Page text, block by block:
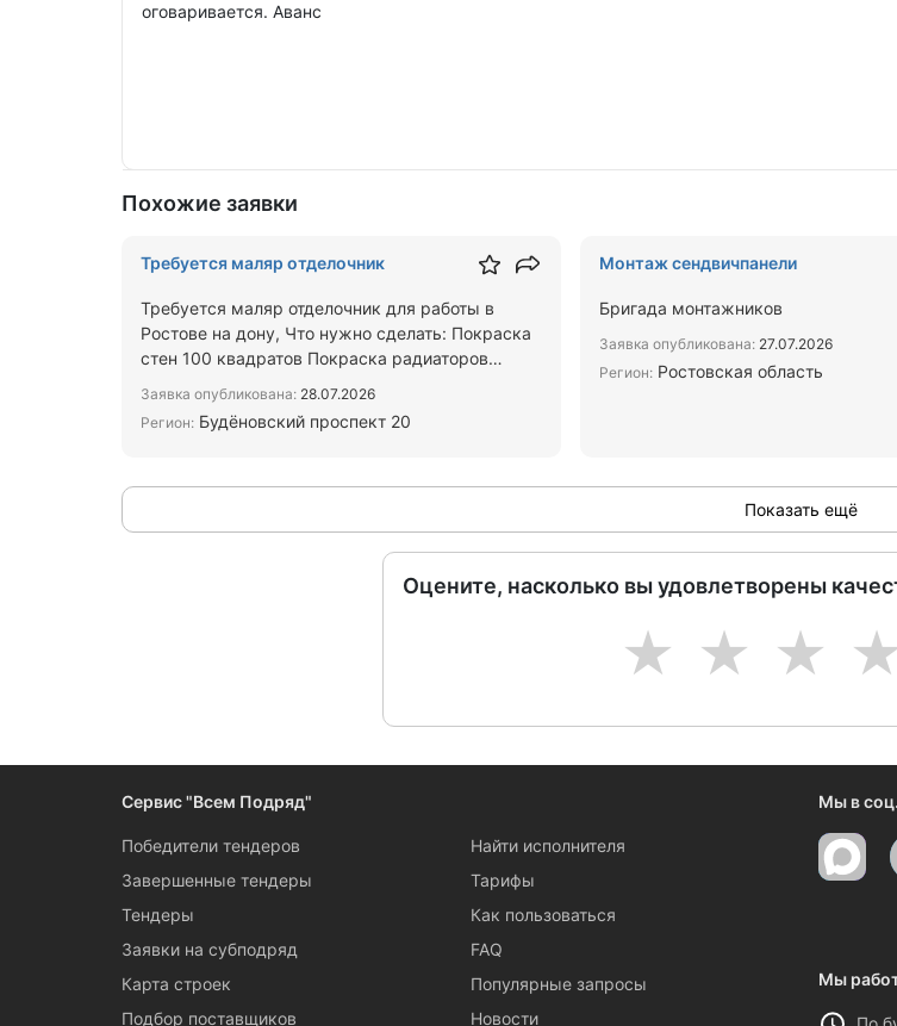
оговаривается. Аванс
Похожие заявки
Требуется маляр отделочник
Требуется маляр отделочник для работы в
Ростове на дону, Что нужно сделать: Покраска
стен 100 квадратов Покраска радиаторов
Заявка опубликована: 28.07.2026
Регион: Будёновский проспект 20
Монтаж сендвичпанели
Бригада монтажников
Заявка опубликована: 27.07.2026
Регион: Ростовская область
Показать ещё
Оцените, насколько вы удовлетворены
4
3
2
1
Сервис "Всем Подряд"
Победители тендеров
Завершенные тендеры
Тендеры
Заявки на субподряд
Карта строек
Подбор поставщиков
Найти исполнителя
Тарифы
Как пользоваться
FAQ
Популярные запросы
Новости
Мы в
Мы